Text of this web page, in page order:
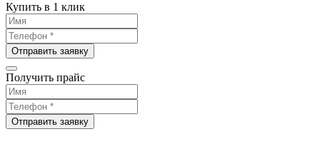
Купить в 1 клик
Отправить заявку
Получить прайс
Отправить заявку